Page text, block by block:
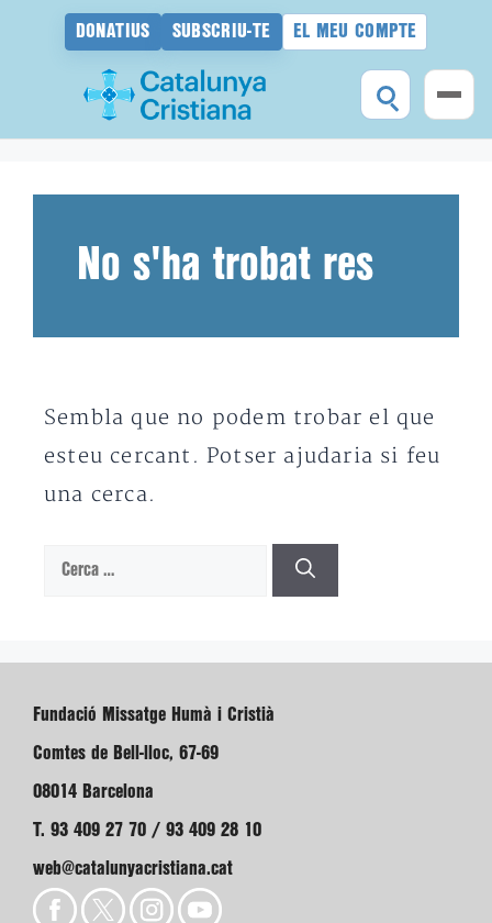
DONATIUS SUBSCRIU-TE EL MEU COMPTE
No s'ha trobat res
Sembla que no podem trobar el que
esteu cercant. Potser ajudaria si feu
una cerca.
Cerca:
Fundació Missatge Humà i Cristià
Comtes de Bell-lloc, 67-69
08014 Barcelona
T. 93 409 27 70 / 93 409 28 10
web@catalunyacristiana.cat